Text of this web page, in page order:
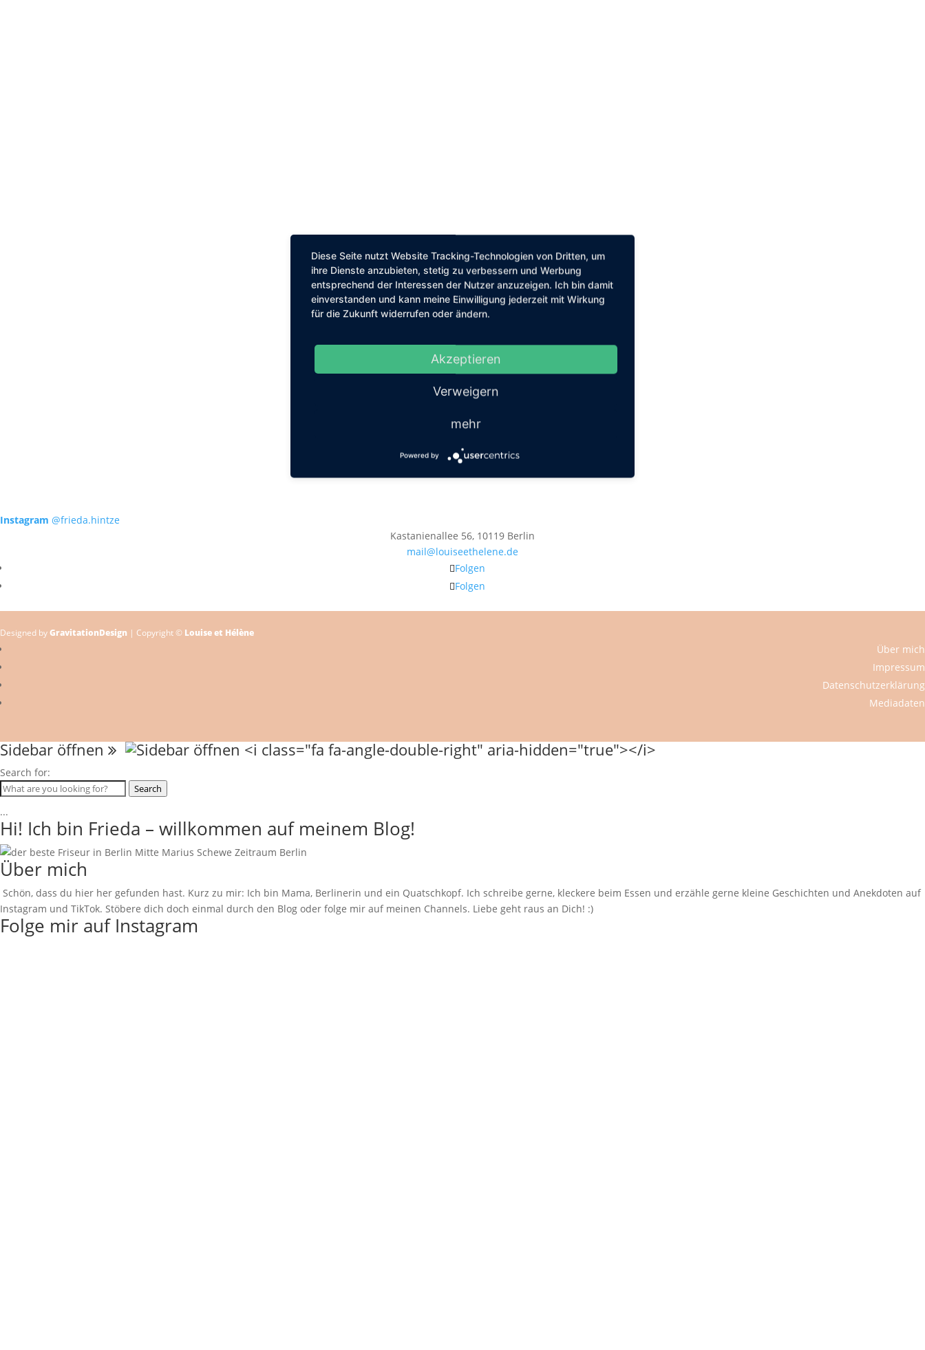
Instagram @frieda.hintze
Kastanienallee 56, 10119 Berlin
mail@louiseethelene.de
Folgen
Folgen
Designed byGravitationDesign | Copyright © Louise et Hélène
Über mich
Impressum
Datenschutzerklärung
Mediadaten
Sidebar öffnen
Search for:
Search
...
Hi! Ich bin Frieda – willkommen auf meinem Blog!
Über mich
Schön, dass du hier her gefunden hast. Kurz zu mir: Ich bin Mama, Berlinerin und ein Quatschkopf. Ich schreibe gerne, kleckere beim Essen und erzähle gerne kleine Geschichten und Anekdoten auf
Instagram und TikTok. Stöbere dich doch einmal durch den Blog oder folge mir auf meinen Channels. Liebe geht raus an Dich! :)
Folge mir auf Instagram
Diese Seite nutzt Website Tracking-Technologien von Dritten, um
ihre Dienste anzubieten, stetig zu verbessern und Werbung
entsprechend der Interessen der Nutzer anzuzeigen. Ich bin damit
einverstanden und kann meine Einwilligung jederzeit mit Wirkung
für die Zukunft widerrufen oder ändern.
Akzeptieren
Verweigern
mehr
Powered by